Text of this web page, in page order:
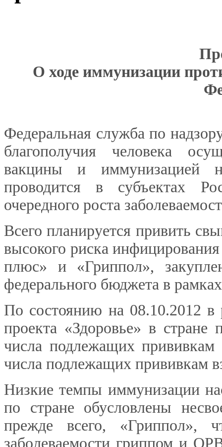
О ходе иммунизации
Федеральная служба по
благополучия человека
вакцины и иммунизацией
проводится в субъектах
очередного роста
Всего планируется привить
высокого риска
плюс» и «Гриппол»,
федерального бюджета в
По состоянию на 08.10.2012 в
проекта «Здоровье» в
числа подлежащих
числа подлежащих прививкам
Низкие темпы иммунизации
по стране обусловлены
прежде всего, «Гриппол»,
заболеваемости гриппом и